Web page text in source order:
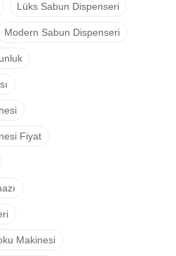
Lüks Sabun Dispenseri
Modern Sabun Dispenseri
Fiyat
Makinesi